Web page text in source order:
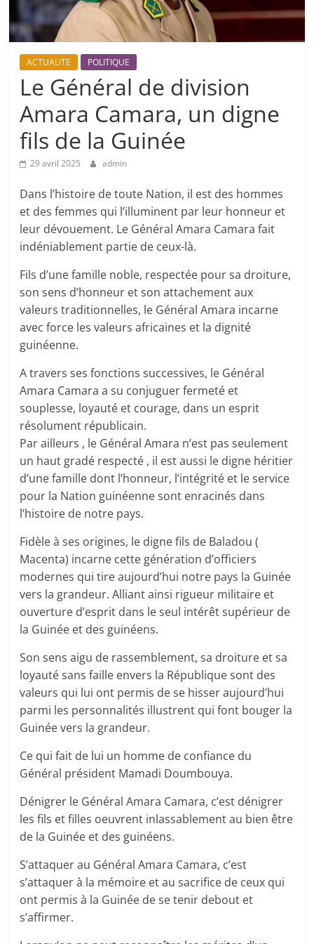
ACTUALITE POLITIQUE
Le Général de division
Amara Camara, un digne
fils de la Guinée
29 avril 2025 admin
Dans l’histoire de toute Nation, il est des hommes
et des femmes qui l’illuminent par leur honneur et
leur dévouement. Le Général Amara Camara fait
indéniablement partie de ceux-là.
Fils d’une famille noble, respectée pour sa droiture,
son sens d’honneur et son attachement aux
valeurs traditionnelles, le Général Amara incarne
avec force les valeurs africaines et la dignité
guinéenne.
A travers ses fonctions successives, le Général
Amara Camara a su conjuguer fermeté et
souplesse, loyauté et courage, dans un esprit
résolument républicain.
Par ailleurs , le Général Amara n’est pas seulement
un haut gradé respecté , il est aussi le digne héritier
d’une famille dont l’honneur, l’intégrité et le service
pour la Nation guinéenne sont enracinés dans
l’histoire de notre pays.
Fidèle à ses origines, le digne fils de Baladou (
Macenta) incarne cette génération d’officiers
modernes qui tire aujourd’hui notre pays la Guinée
vers la grandeur. Alliant ainsi rigueur militaire et
ouverture d’esprit dans le seul intérêt supérieur de
la Guinée et des guinéens.
Son sens aigu de rassemblement, sa droiture et sa
loyauté sans faille envers la République sont des
valeurs qui lui ont permis de se hisser aujourd’hui
parmi les personnalités illustrent qui font bouger la
Guinée vers la grandeur.
Ce qui fait de lui un homme de confiance du
Général président Mamadi Doumbouya.
Dénigrer le Général Amara Camara, c’est dénigrer
les fils et filles oeuvrent inlassablement au bien être
de la Guinée et des guinéens.
S’attaquer au Général Amara Camara, c’est
s’attaquer à la mémoire et au sacrifice de ceux qui
ont permis à la Guinée de se tenir debout et
s’affirmer.